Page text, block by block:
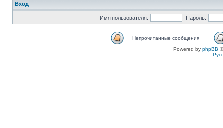
Вход
Имя пользователя: Пароль:
Непрочитанные сообщения
Powered by phpBB